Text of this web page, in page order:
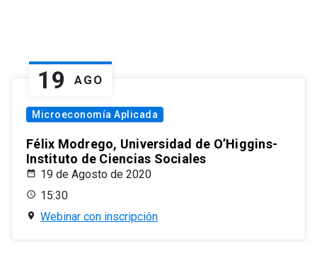
19 AGO
Microeconomía Aplicada
Félix Modrego, Universidad de O’Higgins-
Instituto de Ciencias Sociales
19 de Agosto de 2020
15:30
Webinar con inscripción